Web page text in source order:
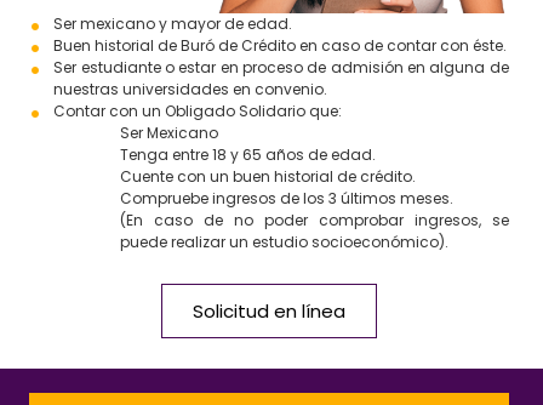
Ser mexicano y mayor de edad.
Buen historial de Buró de Crédito en caso de contar con éste.
Ser estudiante o estar en proceso de admisión en alguna de
nuestras universidades en convenio.
Contar con un Obligado Solidario que:
Ser Mexicano
Tenga entre 18 y 65 años de edad.
Cuente con un buen historial de crédito.
Compruebe ingresos de los 3 últimos meses.
(En caso de no poder comprobar ingresos, se
puede realizar un estudio socioeconómico).
Solicitud en línea